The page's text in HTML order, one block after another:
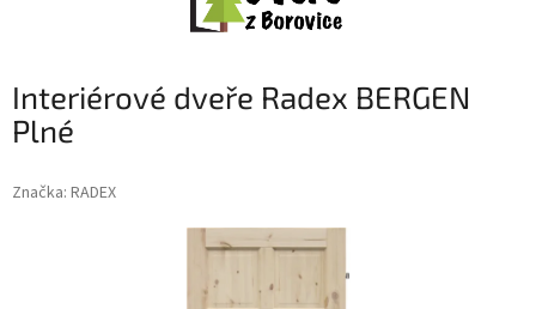
Interiérové dveře Radex BERGEN
Plné
Značka: RADEX